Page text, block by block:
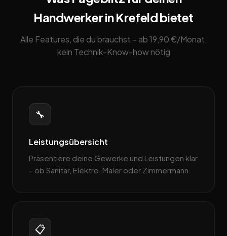
Handwerker in Krefeld bietet
Alle Features, die du brauchst – ab 19,90 €/Monat,
kein Technik-Know-how nötig
🔧
Leistungsübersicht
Präsentiere deine Gewerke und Leistungen klar
– ob Sanitär, Elektro, Maler oder Zimmermann.
📋